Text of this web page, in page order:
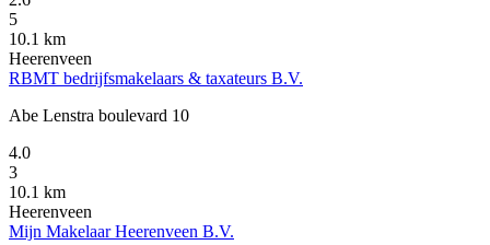
5
10.1 km
Heerenveen
RBMT bedrijfsmakelaars & taxateurs B.V.
Abe Lenstra boulevard 10
4.0
3
10.1 km
Heerenveen
Mijn Makelaar Heerenveen B.V.